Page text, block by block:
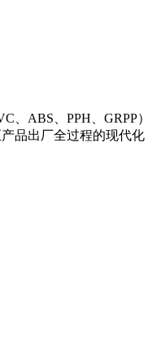
ABS、PPH、GRPP）
品出厂全过程的现代化